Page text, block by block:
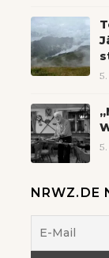
NRWZ.DE